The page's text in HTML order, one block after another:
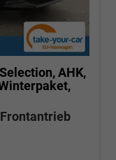
AHK,